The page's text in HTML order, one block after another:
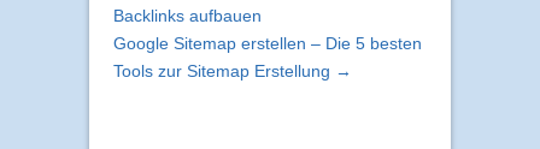
Backlinks aufbauen
Google Sitemap erstellen – Die 5 besten
Tools zur Sitemap Erstellung →